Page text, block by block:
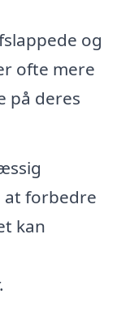
og
ofte mere
på deres
at forbedre
kan